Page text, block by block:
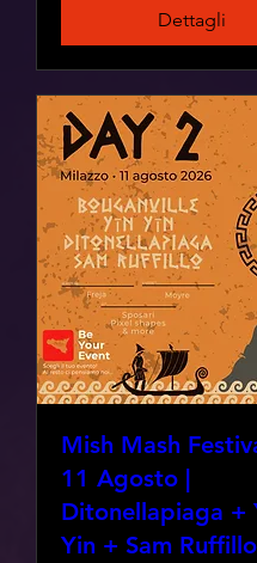
Dettagli
Mish Mash
11 Agosto |
Ditonellapiaga +
Yin + Sam